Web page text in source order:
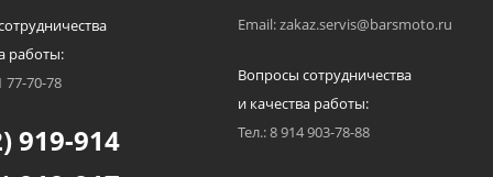
работы:
77-70-78
919-914
Email: zakaz.servis@barsmoto.ru
Вопросы сотрудничества
и качества работы:
Тел.: 8 914 903-78-88